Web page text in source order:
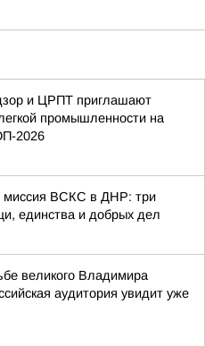
и ЦРПТ приглашают
промышленности на
2026
миссия ВСКС в ДНР: три
единства и добрых дел
великого Владимира
аудитория увидит уже